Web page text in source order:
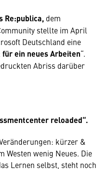
Re:publica, dem
stellte im April
Deutschland eine
für ein neues Arbeiten“.
Abriss darüber
reloaded“.
kürzer &
Westen wenig Neues. Die
Lernen selbst, steht noch